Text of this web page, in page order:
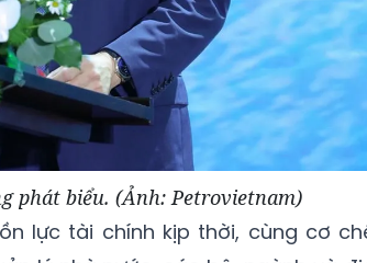
phát biểu. (Ảnh: Petrovietnam)
lực tài chính kịp thời, cùng cơ